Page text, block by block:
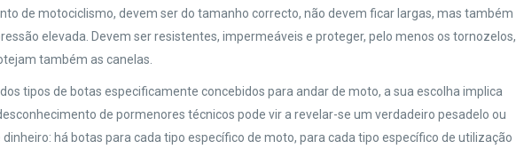
de motociclismo, devem ser do tamanho correcto, não devem ficar largas, mas também
elevada. Devem ser resistentes, impermeáveis e proteger, pelo menos os tornozelos,
também as canelas.
tipos de botas especificamente concebidos para andar de moto, a sua escolha implica
de pormenores técnicos pode vir a revelar-se um verdadeiro pesadelo ou
há botas para cada tipo específico de moto, para cada tipo específico de utilização